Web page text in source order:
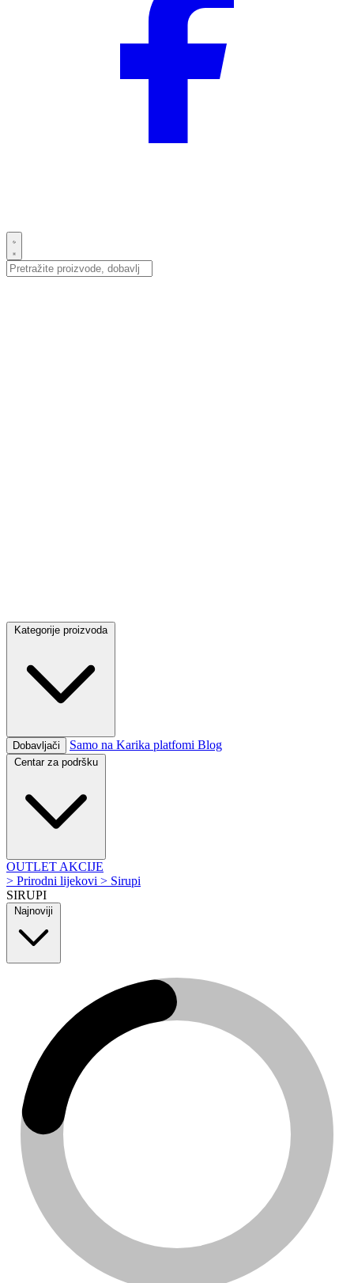
Kategorije proizvoda
Dobavljači Samo na Karika platfomi Blog
Centar za podršku
OUTLET AKCIJE
> Prirodni lijekovi > Sirupi
SIRUPI
Najnoviji